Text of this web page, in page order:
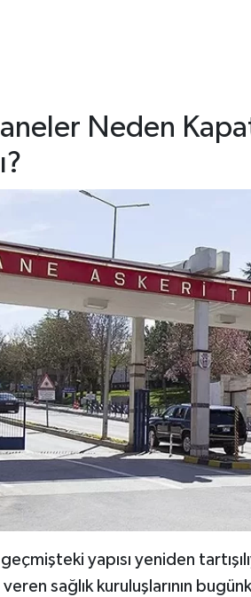
Neden
yapısı yeniden
sağlık kuruluşlarının